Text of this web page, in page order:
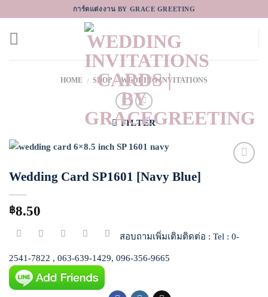
to
content
การ์ดแต่งงาน BY GRACE GREETING
HOME / SHOP / WEDDING INVITATIONS
FILTER
Wedding Card SP1601 [Navy Blue]
฿8.50
สอบถามเพิ่มเติมติดต่อ : Tel : 0-
2541-7822 , 063-639-1429, 096-356-9665